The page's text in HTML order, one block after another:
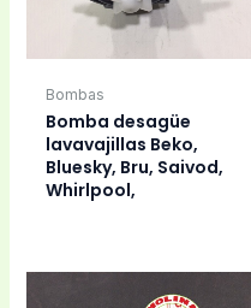
Bombas
Bomba desagüe
lavavajillas Beko,
Bluesky, Bru, Saivod,
Whirlpool,